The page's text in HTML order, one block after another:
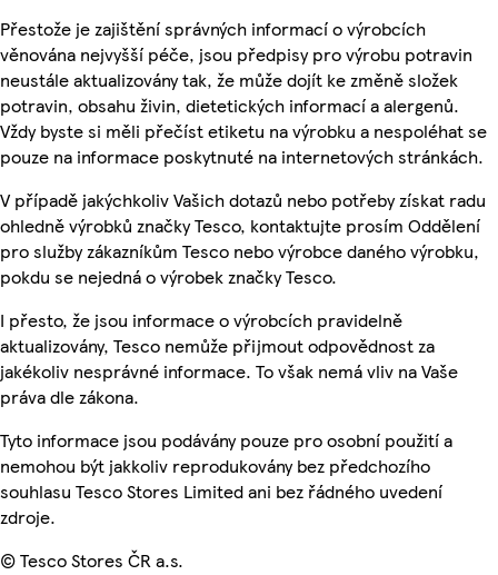
Přestože je zajištění správných informací o výrobcích
věnována nejvyšší péče, jsou předpisy pro výrobu potravin
neustále aktualizovány tak, že může dojít ke změně složek
potravin, obsahu živin, dietetických informací a alergenů.
Vždy byste si měli přečíst etiketu na výrobku a nespoléhat se
pouze na informace poskytnuté na internetových stránkách.
V případě jakýchkoliv Vašich dotazů nebo potřeby získat radu
ohledně výrobků značky Tesco, kontaktujte prosím Oddělení
pro služby zákazníkům Tesco nebo výrobce daného výrobku,
pokdu se nejedná o výrobek značky Tesco.
I přesto, že jsou informace o výrobcích pravidelně
aktualizovány, Tesco nemůže přijmout odpovědnost za
jakékoliv nesprávné informace. To však nemá vliv na Vaše
práva dle zákona.
Tyto informace jsou podávány pouze pro osobní použití a
nemohou být jakkoliv reprodukovány bez předchozího
souhlasu Tesco Stores Limited ani bez řádného uvedení
zdroje.
© Tesco Stores ČR a.s.